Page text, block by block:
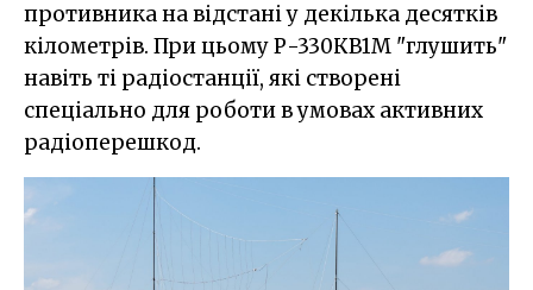
противника на відстані у декілька десятків
кілометрів. При цьому Р-330КВ1М "глушить"
навіть ті радіостанції, які створені
спеціально для роботи в умовах активних
радіоперешкод.